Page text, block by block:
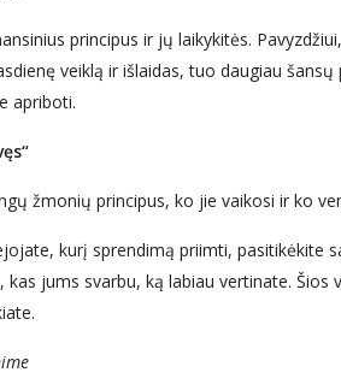
principus ir jų laikykitės.
veiklą ir išlaidas, tuo daugiau
apriboti.
žmonių principus, ko jie vaikosi ir ko
kurį sprendimą priimti, pasitikėkite
jums svarbu, ką labiau vertinate.